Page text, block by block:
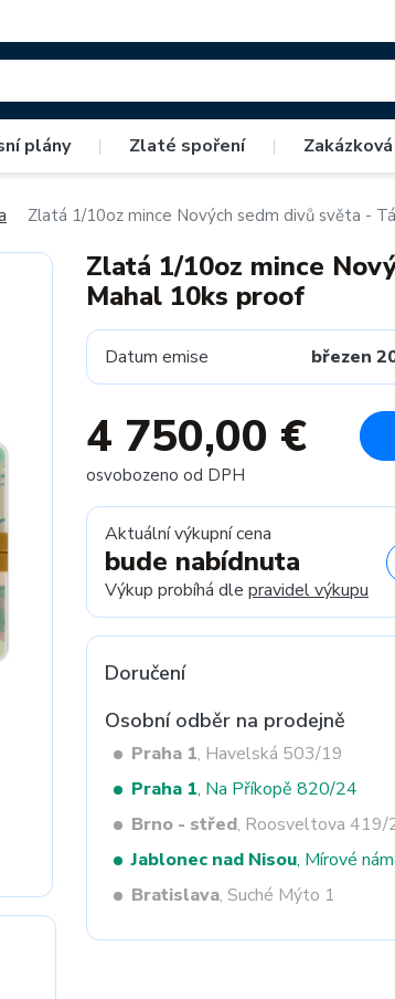
plány | Zlaté spoření |
Zlatá 1/10oz mince Nových sedm divů světa -
Zlatá 1/10oz mince
Mahal 10ks proof
Datum emise březen
4 750,00 €
osvobozeno od DPH
Aktuální výkupní cena
bude nabídnuta
Výkup probíhá dle pravidel výkupu
Doručení
Osobní odběr na prodejně
Praha 1, Havelská 503/19
Praha 1, Na Příkopě 820/24
Brno - střed, Roosveltova 419/
Jablonec nad Nisou, Mírové
Bratislava, Suché Mýto 1